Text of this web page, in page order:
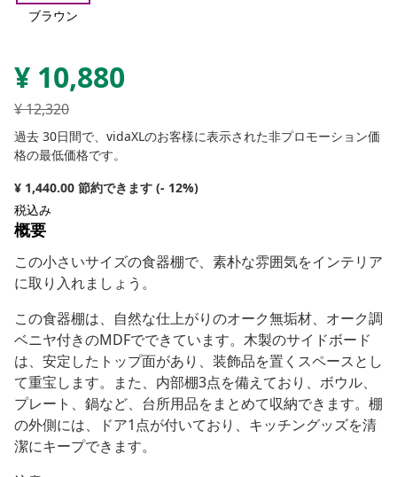
ブラウン
¥ 10,880
¥12,320
過去 30日間で、vidaXLのお客様に表示された非プロモーション価
格の最低価格です。
¥ 1,440.00 節約できます (- 12%)
税込み
概要
この小さいサイズの食器棚で、素朴な雰囲気をインテリア
に取り入れましょう。
この食器棚は、自然な仕上がりのオーク無垢材、オーク調
ベニヤ付きのMDFでできています。木製のサイドボード
は、安定したトップ面があり、装飾品を置くスペースとし
て重宝します。また、内部棚3点を備えており、ボウル、
プレート、鍋など、台所用品をまとめて収納できます。棚
の外側には、ドア1点が付いており、キッチングッズを清
潔にキープできます。